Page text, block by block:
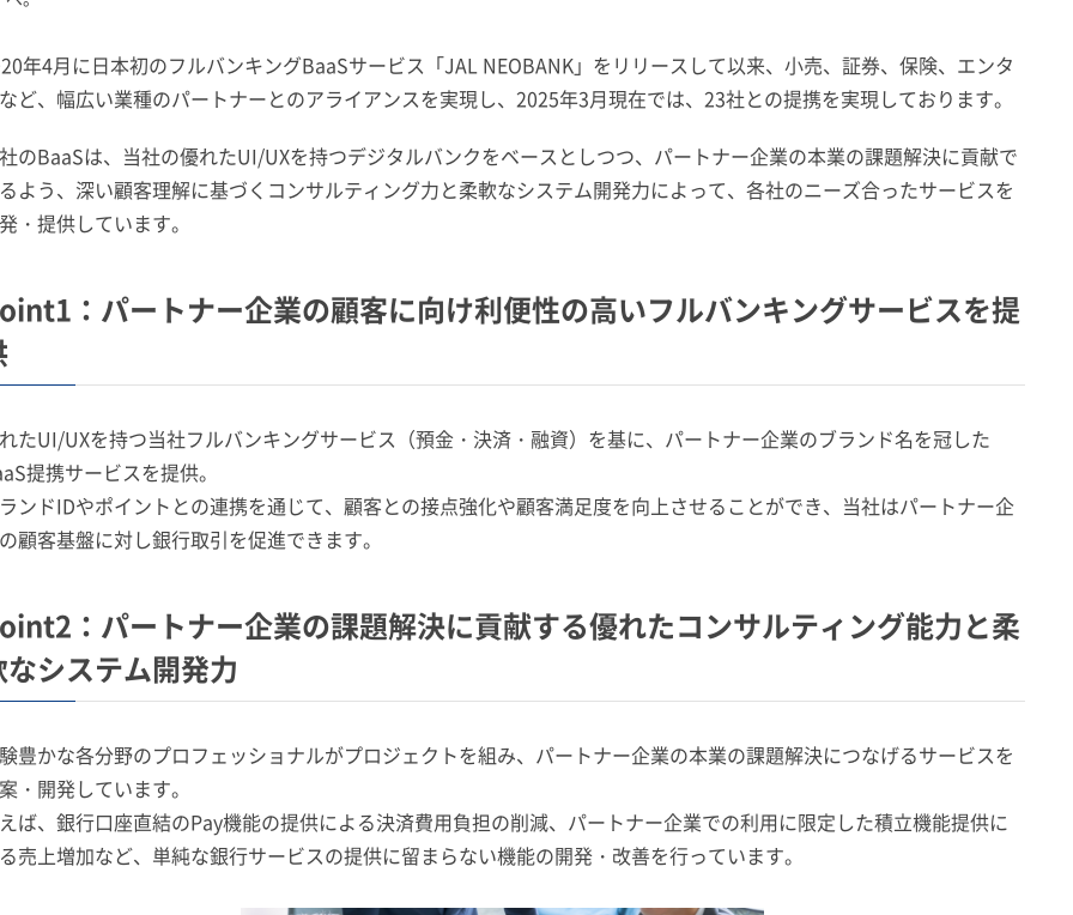
年4月に日本初のフルバンキングBaaSサービス「JAL NEOBANK」をリリースして以来、小売、証券、保険、エンタ
ど、幅広い業種のパートナーとのアライアンスを実現し、2025年3月現在では、23社との提携を実現しております。
のBaaSは、当社の優れたUI/UXを持つデジタルバンクをベースとしつつ、パートナー企業の本業の課題解決に貢献で
よう、深い顧客理解に基づくコンサルティング力と柔軟なシステム開発力によって、各社のニーズ合ったサービスを
・提供しています。
：パートナー企業の顧客に向け利便性の高いフルバンキングサービスを提
たUI/UXを持つ当社フルバンキングサービス（預金・決済・融資）を基に、パートナー企業のブランド名を冠した
提携サービスを提供。
ンドIDやポイントとの連携を通じて、顧客との接点強化や顧客満足度を向上させることができ、当社はパートナー企
顧客基盤に対し銀行取引を促進できます。
：パートナー企業の課題解決に貢献する優れたコンサルティング能力と柔
システム開発力
豊かな各分野のプロフェッショナルがプロジェクトを組み、パートナー企業の本業の課題解決につなげるサービスを
・開発しています。
ば、銀行口座直結のPay機能の提供による決済費用負担の削減、パートナー企業での利用に限定した積立機能提供に
売上増加など、単純な銀行サービスの提供に留まらない機能の開発・改善を行っています。